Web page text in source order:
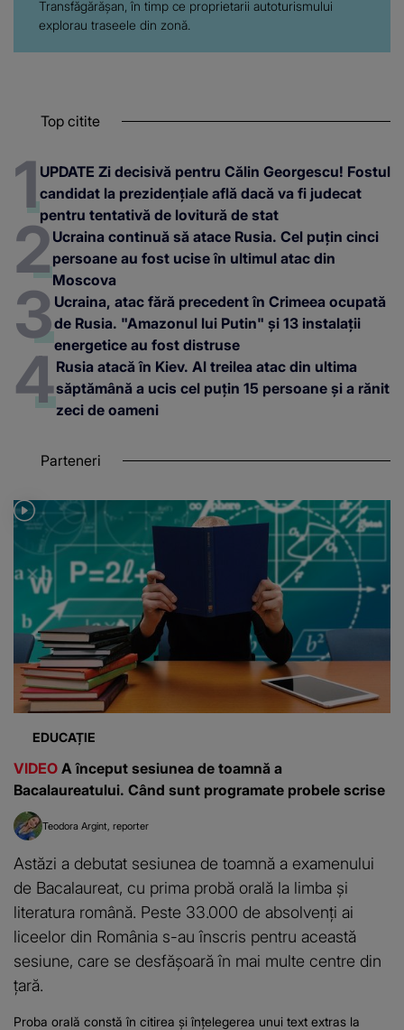
Transfăgărășan, în timp ce proprietarii autoturismului
explorau traseele din zonă.
Top citite
UPDATE Zi decisivă pentru Călin Georgescu! Fostul
candidat la prezidențiale află dacă va fi judecat
pentru tentativă de lovitură de stat
Ucraina continuă să atace Rusia. Cel puțin cinci
persoane au fost ucise în ultimul atac din
Moscova
Ucraina, atac fără precedent în Crimeea ocupată
de Rusia. "Amazonul lui Putin" și 13 instalații
energetice au fost distruse
Rusia atacă în Kiev. Al treilea atac din ultima
săptămână a ucis cel puțin 15 persoane și a rănit
zeci de oameni
Parteneri
EDUCAȚIE
VIDEO A început sesiunea de toamnă a
Bacalaureatului. Când sunt programate probele scrise
Teodora Argint reporter
Astăzi a debutat sesiunea de toamnă a examenului
de Bacalaureat, cu prima probă orală la limba și
literatura română. Peste 33.000 de absolvenți ai
liceelor din România s-au înscris pentru această
sesiune, care se desfășoară în mai multe centre din
țară.
Proba orală constă în citirea și înțelegerea unui text extras la